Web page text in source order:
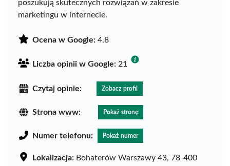
poszukują skutecznych rozwiązań w zakresie
marketingu w internecie.
Ocena w Google: 4.8
Liczba opinii w Google: 21
Czytaj opinie: Zobacz profil
Strona www: Pokaż stronę
Numer telefonu: Pokaż numer
Lokalizacja: Bohaterów Warszawy 43, 78-400